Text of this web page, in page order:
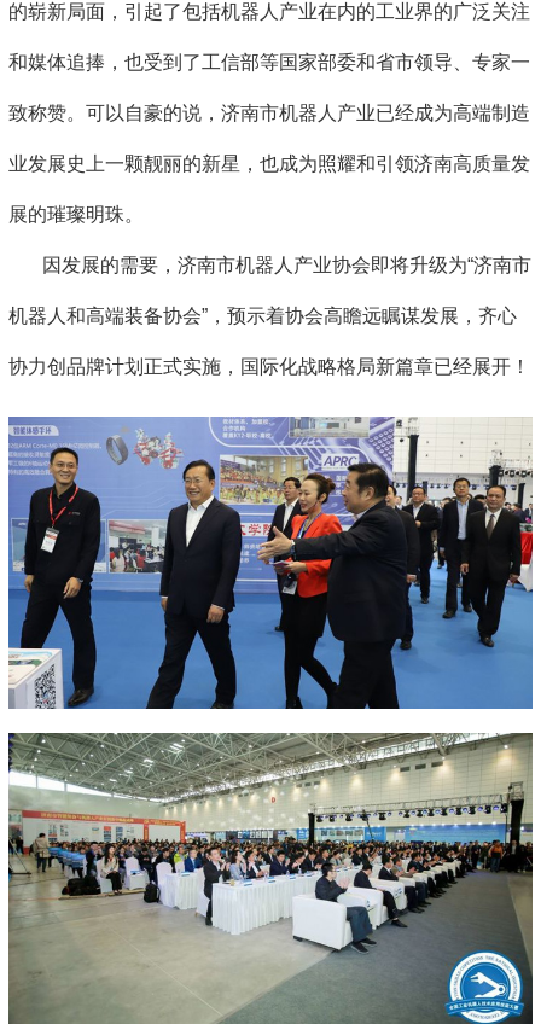
的崭新局面，引起了包括机器人产业在内的工业界的广泛关注
和媒体追捧，也受到了工信部等国家部委和省市领导、专家一
致称赞。可以自豪的说，济南市机器人产业已经成为高端制造
业发展史上一颗靓丽的新星，也成为照耀和引领济南高质量发
展的璀璨明珠。
因发展的需要，济南市机器人产业协会即将升级为“济南市
机器人和高端装备协会”，预示着协会高瞻远瞩谋发展，齐心
协力创品牌计划正式实施，国际化战略格局新篇章已经展开！